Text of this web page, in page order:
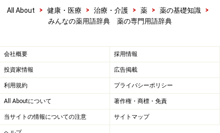
All About > 健康・医療 > 治療・介護 > 薬 > 薬の基礎知識
>
みんなの薬用語辞典 薬の専門用語辞典
会社概要 採用情報
投資家情報 広告掲載
利用規約 プライバシーポリシー
All Aboutについて 著作権・商標・免責
当サイトの情報についての注意 サイトマップ